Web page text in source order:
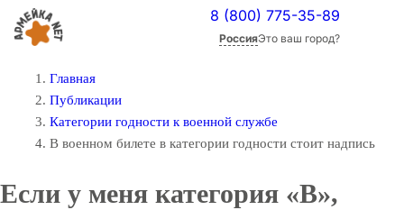
8 (800) 775-35-89
РоссияЭто ваш город?
Главная
Публикации
Категории годности к военной службе
В военном билете в категории годности стоит надпись
Если у меня категория «В»,